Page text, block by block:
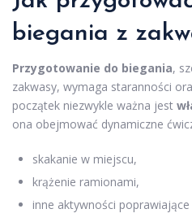
biegania z
Przygotowanie do biegania,
zakwasy, wymaga staranności
początek niezwykle ważna jest
ona obejmować dynamiczne
skakanie w miejscu,
krążenie ramionami,
inne aktywności